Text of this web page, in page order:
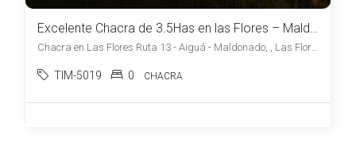
Excelente Chacra de 3.5Has en las Flores – Maldonado
Chacra en Las Flores Ruta 13 - Aiguá - Maldonado, , Las Flores
TIM-5019 0 CHACRA